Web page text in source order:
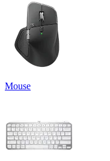
Mouse